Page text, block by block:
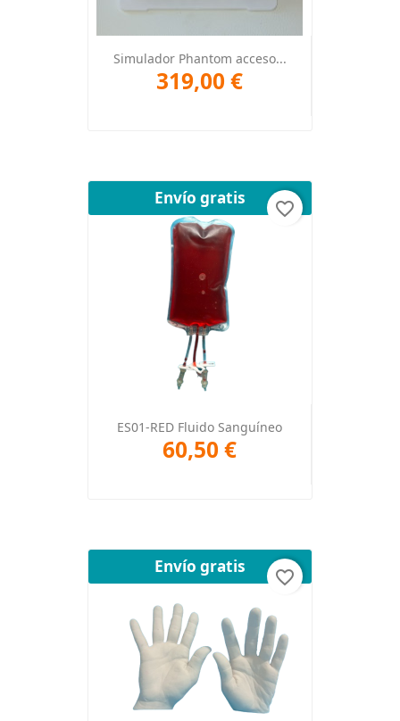
Simulador Phantom acceso...
319,00 €
ES01-RED Fluido Sanguíneo
60,50 €
Envío gratis
favorite_border
Envío gratis
favorite_border